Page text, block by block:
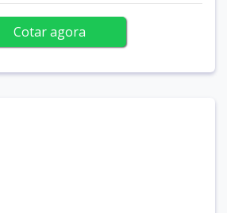
Cotar agora